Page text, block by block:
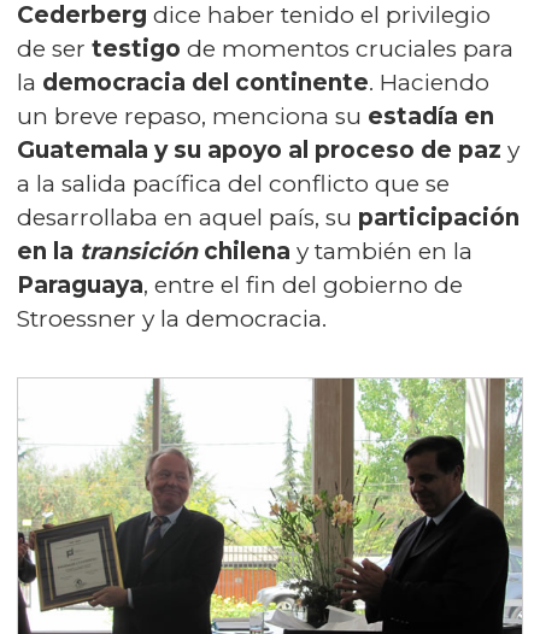
Cederberg dice haber tenido el privilegio
de ser testigo de momentos cruciales para
la democracia del continente. Haciendo
un breve repaso, menciona su estadía en
Guatemala y su apoyo al proceso de paz y
a la salida pacífica del conflicto que se
desarrollaba en aquel país, su participación
en la transiciónchilena y también en la
Paraguaya, entre el fin del gobierno de
Stroessner y la democracia.